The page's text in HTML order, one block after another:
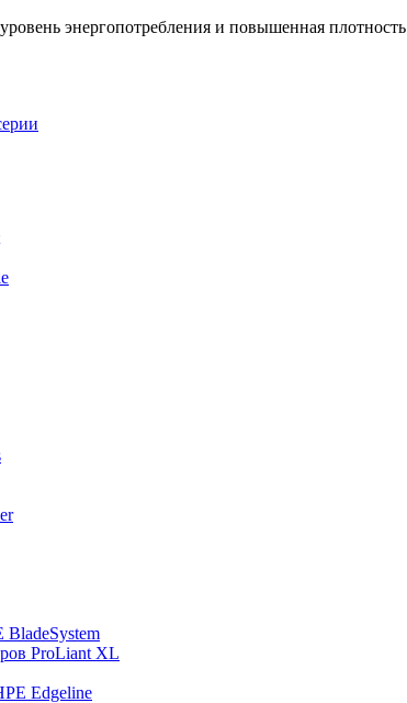
энергопотребления и повышенная плотность
BladeSystem
ProLiant XL
Edgeline